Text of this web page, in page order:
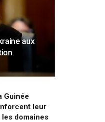
aux
Guinée
leur
domaines